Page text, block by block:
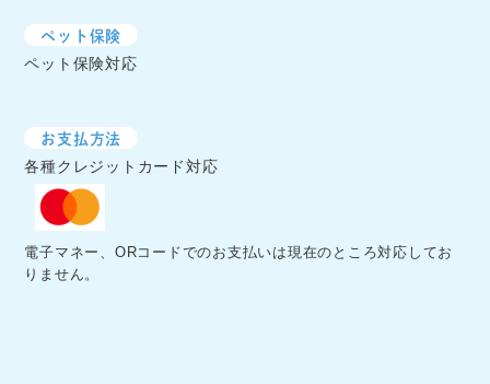
ペット保険
ペット保険対応
お支払方法
各種クレジットカード対応
電子マネー、ORコードでのお支払いは現在のところ対応してお
りません。